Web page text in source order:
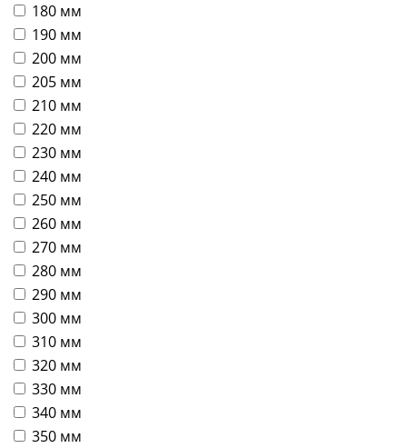
180 мм
190 мм
200 мм
205 мм
210 мм
220 мм
230 мм
240 мм
250 мм
260 мм
270 мм
280 мм
290 мм
300 мм
310 мм
320 мм
330 мм
340 мм
350 мм